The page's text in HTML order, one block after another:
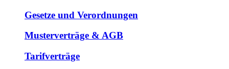
Gesetze und Verordnungen
Musterverträge & AGB
Tarifverträge